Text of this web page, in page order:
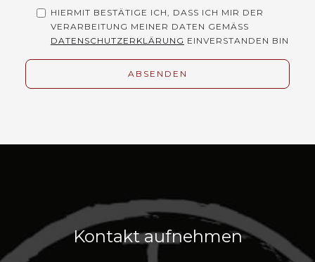
HIERMIT BESTÄTIGE ICH, DASS ICH MIR DER
VERARBEITUNG MEINER DATEN GEMÄSS
DATENSCHUTZERKLÄRUNG EINVERSTANDEN BIN
Kontakt aufnehmen